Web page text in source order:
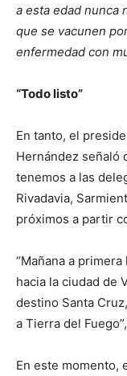
a esta edad nunca
que se vacunen
enfermedad con
“Todo listo”
En tanto, el
Hernández señaló
tenemos a las
Rivadavia,
próximos a partir
“Mañana a
hacia la ciudad de
destino Santa
a Tierra del
En este momento,